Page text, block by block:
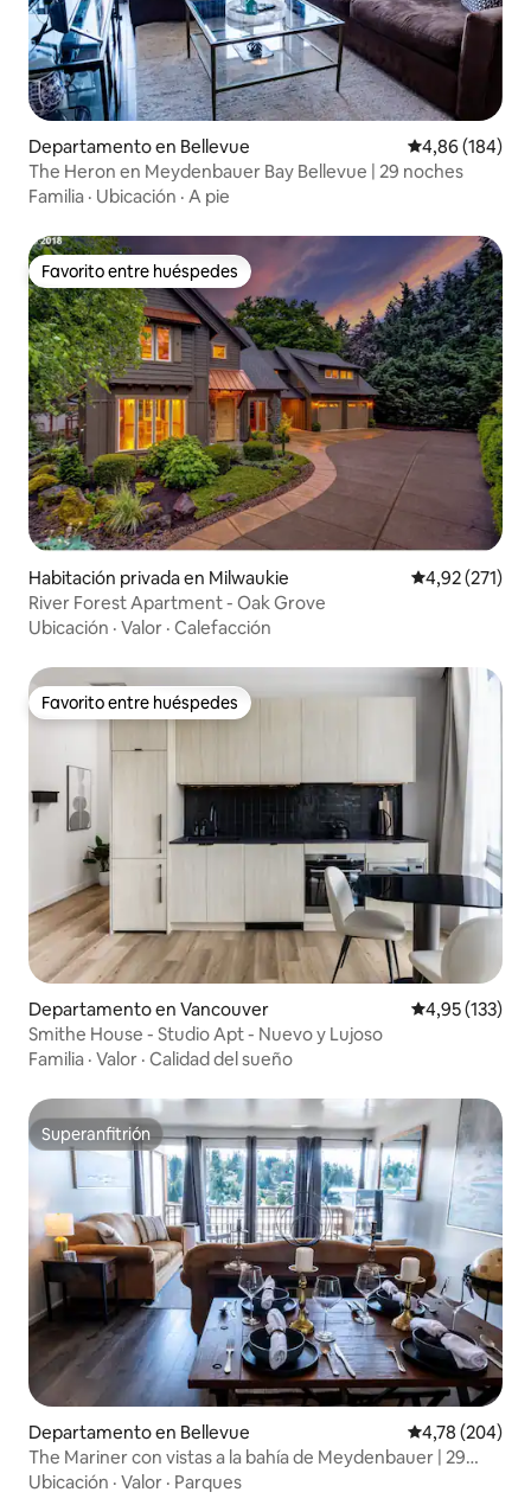
Departamento en Bellevue Calificación
4,86 (184)
The Heron en Meydenbauer Bay Bellevue | 29 noches
Familia · Ubicación · A pie
Favorito entre huéspedes
Favorito entre huéspedes
Habitación privada en Milwaukie Calificación
4,92 (271)
River Forest Apartment - Oak Grove
Ubicación · Valor · Calefacción
Favorito entre huéspedes
Favorito entre huéspedes
Departamento en Vancouver Calificación
4,95 (133)
Smithe House - Studio Apt - Nuevo y Lujoso
Familia · Valor · Calidad del sueño
Superanfitrión
Superanfitrión
Departamento en Bellevue Calificación
4,78 (204)
The Mariner con vistas a la bahía de Meydenbauer | 29
noches
Ubicación · Valor · Parques